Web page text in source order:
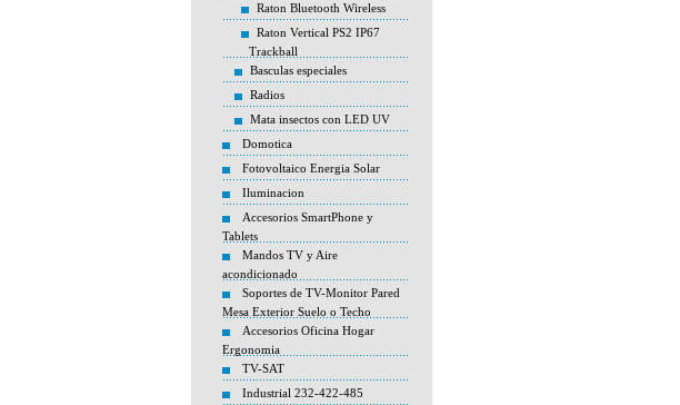
Raton Bluetooth Wireless
Raton Vertical PS2 IP67
Trackball
Basculas especiales
Radios
Mata insectos con LED UV
Domotica
Fotovoltaico Energia Solar
Iluminacion
Accesorios SmartPhone y
Tablets
Mandos TV y Aire
acondicionado
Soportes de TV-Monitor Pared
Mesa Exterior Suelo o Techo
Accesorios Oficina Hogar
Ergonomia
TV-SAT
Industrial 232-422-485